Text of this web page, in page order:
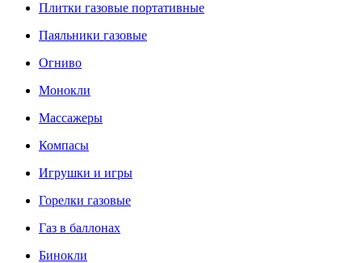
Плитки газовые портативные
Паяльники газовые
Огниво
Монокли
Массажеры
Компасы
Игрушки и игры
Горелки газовые
Газ в баллонах
Бинокли